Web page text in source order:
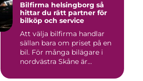
Bilfirma helsingborg så
hittar du rätt partner för
bilköp och service
Att välja bilfirma handlar
sällan bara om priset på en
bil. För många bilägare i
nordvästra Skåne är...